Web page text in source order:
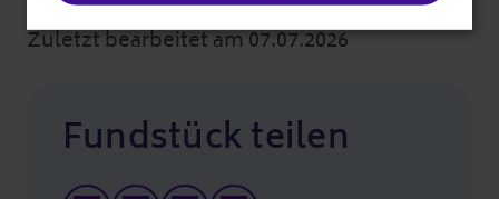
Zuletzt bearbeitet am 07.07.2026
Fundstück teilen